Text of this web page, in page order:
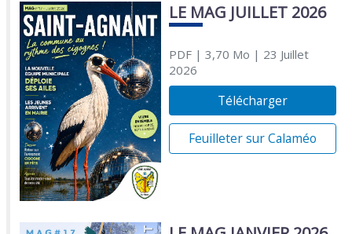
LE MAG JUILLET 2026
PDF| 3,70 Mo | 23 Juillet
2026
Télécharger
Feuilleter sur Calaméo